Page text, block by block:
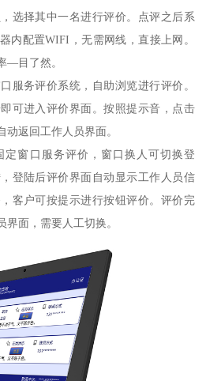
选择其中一名进行评价。点评之后系
内配置WIFI，无需网线，直接上网。
—目了然。
服务评价系统，自助浏览进行评价。
可进入评价界面。按照提示音，点击
返回工作人员界面。
定窗口服务评价，窗口换人可切换登
登陆后评价界面自动显示工作人员信
客户可按提示进行按钮评价。评价完
面，需要人工切换。